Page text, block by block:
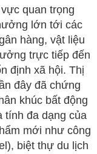
quan trọng
lớn tới các
hàng, vật liệu
trực tiếp đến
định xã hội. Thị
đây đã chứng
khúc bất động
tính đa dạng của
mới như công
biệt thự du lịch